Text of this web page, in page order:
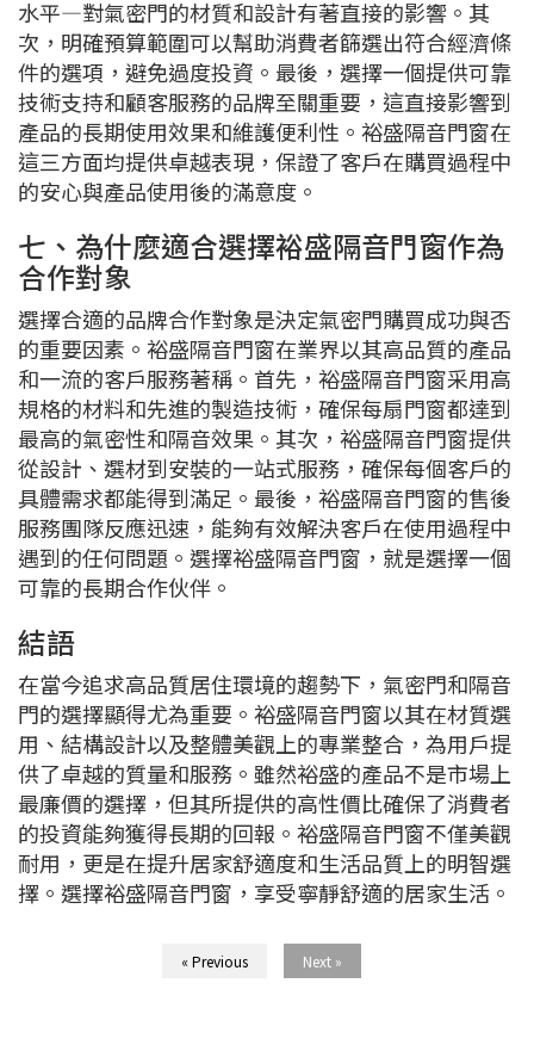
水平—對氣密門的材質和設計有著直接的影響。其
次，明確預算範圍可以幫助消費者篩選出符合經濟條
件的選項，避免過度投資。最後，選擇一個提供可靠
技術支持和顧客服務的品牌至關重要，這直接影響到
產品的長期使用效果和維護便利性。裕盛隔音門窗在
這三方面均提供卓越表現，保證了客戶在購買過程中
的安心與產品使用後的滿意度。
七、為什麼適合選擇裕盛隔音門窗作為
合作對象
選擇合適的品牌合作對象是決定氣密門購買成功與否
的重要因素。裕盛隔音門窗在業界以其高品質的產品
和一流的客戶服務著稱。首先，裕盛隔音門窗采用高
規格的材料和先進的製造技術，確保每扇門窗都達到
最高的氣密性和隔音效果。其次，裕盛隔音門窗提供
從設計、選材到安裝的一站式服務，確保每個客戶的
具體需求都能得到滿足。最後，裕盛隔音門窗的售後
服務團隊反應迅速，能夠有效解決客戶在使用過程中
遇到的任何問題。選擇裕盛隔音門窗，就是選擇一個
可靠的長期合作伙伴。
結語
在當今追求高品質居住環境的趨勢下，氣密門和隔音
門的選擇顯得尤為重要。裕盛隔音門窗以其在材質選
用、結構設計以及整體美觀上的專業整合，為用戶提
供了卓越的質量和服務。雖然裕盛的產品不是市場上
最廉價的選擇，但其所提供的高性價比確保了消費者
的投資能夠獲得長期的回報。裕盛隔音門窗不僅美觀
耐用，更是在提升居家舒適度和生活品質上的明智選
擇。選擇裕盛隔音門窗，享受寧靜舒適的居家生活。
« Previous Next »